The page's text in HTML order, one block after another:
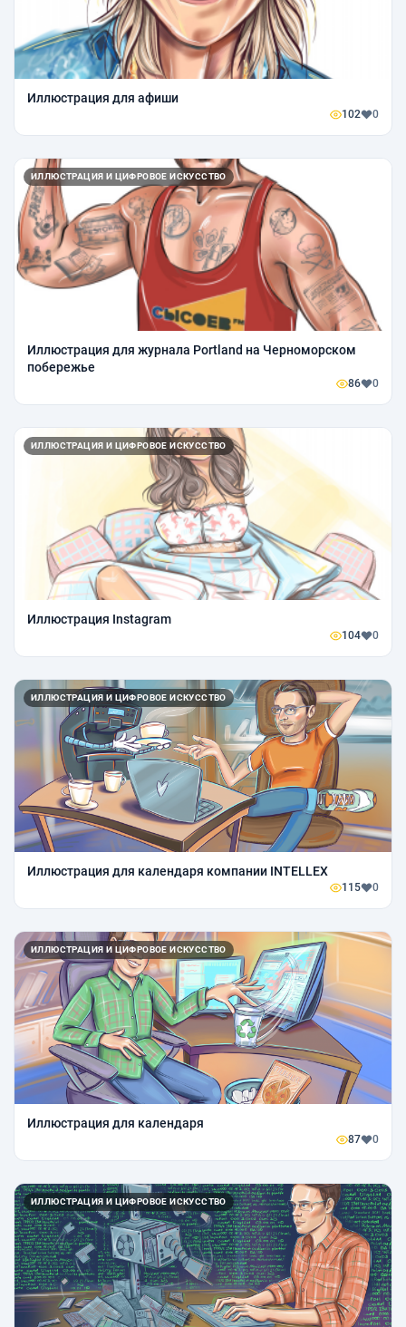
Иллюстрация для афиши
102 0
ИЛЛЮСТРАЦИЯ И ЦИФРОВОЕ ИСКУССТВО
Иллюстрация для журнала Portland на Черноморском
побережье
86 0
ИЛЛЮСТРАЦИЯ И ЦИФРОВОЕ ИСКУССТВО
Иллюстрация Instagram
104 0
ИЛЛЮСТРАЦИЯ И ЦИФРОВОЕ ИСКУССТВО
Иллюстрация для календаря компании INTELLEX
115 0
ИЛЛЮСТРАЦИЯ И ЦИФРОВОЕ ИСКУССТВО
Иллюстрация для календаря
87 0
ИЛЛЮСТРАЦИЯ И ЦИФРОВОЕ ИСКУССТВО